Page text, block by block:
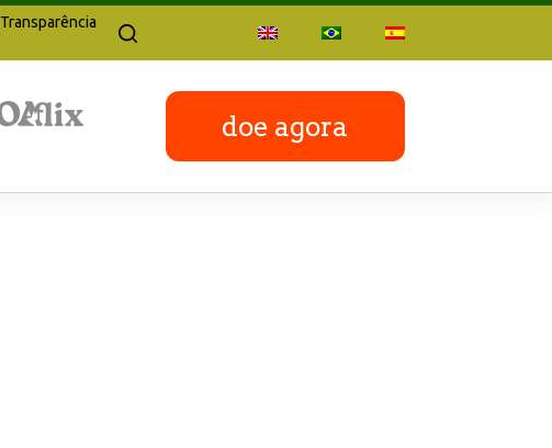
Transparência
doe agora